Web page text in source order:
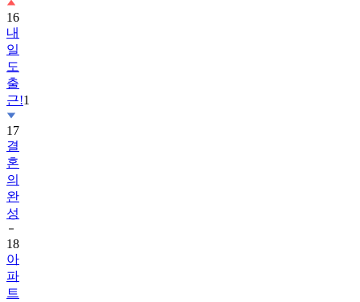
16
내
일
도
출
근!1
17
결
혼
의
완
성
18
아
파
트